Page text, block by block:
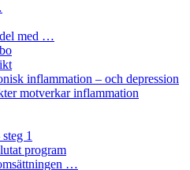
med …
inflammation – och depression
motverkar inflammation
1
program
…